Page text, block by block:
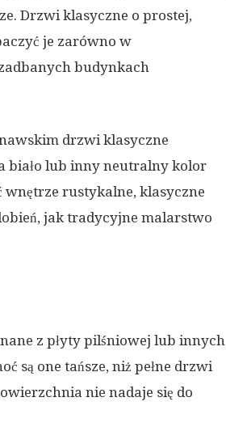
Drzwi klasyczne o prostej,
je zarówno w
budynkach
drzwi klasyczne
biało lub inny neutralny kolor
wnętrze rustykalne, klasyczne
jak tradycyjne malarstwo
z płyty pilśniowej lub innych
są one tańsze, niż pełne drzwi
nie nadaje się do